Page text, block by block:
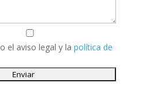
el aviso legal y la política de